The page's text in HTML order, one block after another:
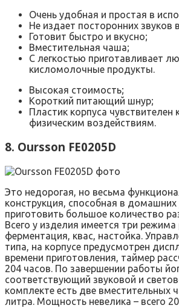
Очень удобная и простая в
Не издает посторонних звуков
Готовит быстро и вкусно;
Вместительная чаша;
С легкостью приготавливает
кисломолочные продукты.
Высокая стоимость;
Короткий питающий шнур;
Пластик корпуса
физическим воздействиям.
8. Oursson FE0205D
Это недорогая, но весьма
конструкция, способная в домашних
приготовить большое количество
Всего у изделия имеется три
ферментация, квас, настойка.
типа, на корпусе предусмотрен
времени приготовления, таймер
204 часов. По завершении работы
соответствующий звуковой и
комплекте есть две вместительных
литра. Мощность невелика – всего